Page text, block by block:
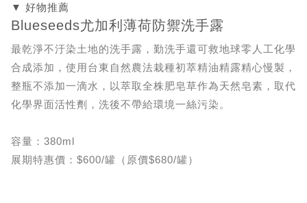
▼ 好物推薦
Blueseeds尤加利薄荷防禦洗手露
最乾淨不汙染土地的洗手露，勤洗手還可救地球零人工化學
合成添加，使用台東自然農法栽種初萃精油精露精心慢製，
整瓶不添加一滴水，以萃取全株肥皂草作為天然皂素，取代
化學界面活性劑，洗後不帶給環境一絲污染。
容量：380ml
展期特惠價：$600/罐（原價$680/罐）